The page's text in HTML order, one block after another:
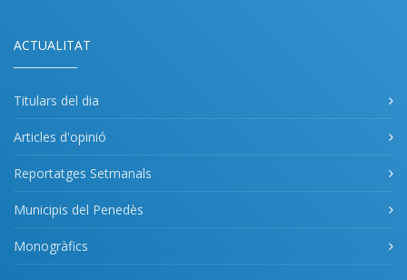
ACTUALITAT
Titulars del dia
Articles d'opinió
Reportatges Setmanals
Municipis del Penedès
Monogràfics